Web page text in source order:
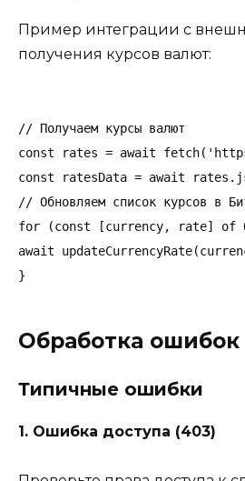
Пример интеграции с
получения курсов валют:
// Получаем курсы валют
const rates = await
const ratesData = await
// Обновляем список курсов в
for (const [currency, rate] of
await
Обработка ошибок
Типичные ошибки
1. Ошибка доступа (403)